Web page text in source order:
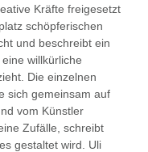
Kräfte freigesetzt
schöpferischen
und beschreibt ein
willkürliche
Die einzelnen
sich gemeinsam auf
vom Künstler
Zufälle, schreibt
gestaltet wird. Uli